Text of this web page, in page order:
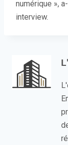
numérique »,
interview.